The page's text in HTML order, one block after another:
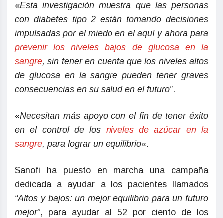
«Esta investigación muestra que las personas
con diabetes tipo 2 están tomando decisiones
impulsadas por el miedo en el aquí y ahora para
prevenir los niveles bajos de glucosa en la
sangre, sin tener en cuenta que los niveles altos
de glucosa en la sangre pueden tener graves
consecuencias en su salud en el futuro”.
«Necesitan más apoyo con el fin de tener éxito
en el control de los niveles de azúcar en la
sangre, para lograr un equilibrio«.
Sanofi ha puesto en marcha una campaña
dedicada a ayudar a los pacientes llamados
“Altos y bajos: un mejor equilibrio para un futuro
mejor”, para ayudar al 52 por ciento de los